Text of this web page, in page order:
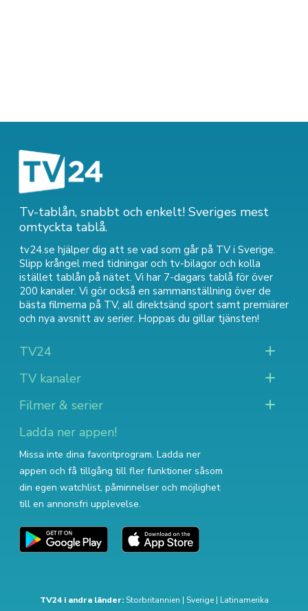
Tv-tablån, snabbt och enkelt! Sveriges mest
omtyckta tablå.
tv24.se hjälper dig att se vad som går på TV i Sverige.
Slipp krångel med tidningar och tv-bilagor och kolla
istället tablån på nätet. Vi har 7-dagars tablå för över
200 kanaler. Vi gör också en sammanställning över de
bästa filmerna på TV, all direktsänd sport samt premiärer
och nya avsnitt av serier. Hoppas du gillar tjänsten!
TV24
TV kanaler
Filmer & serier
Ladda ner appen!
Missa inte dina favoritprogram. Ladda ner
appen och få tillgång till fler funktioner såsom
din egen watchlist, påminnelser och möjlighet
till en annonsfri upplevelse.
TV24 i andra länder: Storbritannien | Sverige| Latinamerika